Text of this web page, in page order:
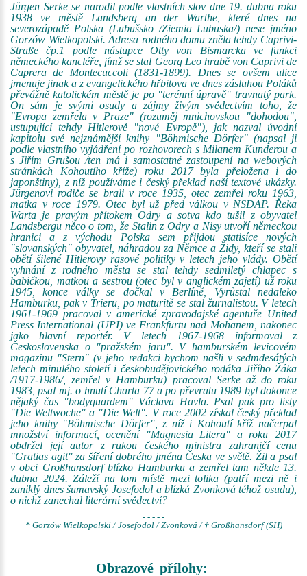
Jürgen Serke se narodil podle vlastních slov dne 19. dubna roku
1938 ve městě Landsberg an der Warthe, které dnes na
severozápadě Polska (Lubušsko /Ziemia Lubuska/) nese jméno
Gorzów Wielkopolski. Adresa rodného domu zněla tehdy Caprivi-
Straße čp.1 podle nástupce Otty von Bismarcka ve funkci
německého kancléře, jímž se stal Georg Leo hrabě von Caprivi de
Caprera de Montecuccoli (1831-1899). Dnes se ovšem ulice
jmenuje jinak a z evangelického hřbitova ve dnes zásluhou Poláků
převážně katolickém městě je po "terénní úpravě" travnatý park.
On sám je svými osudy a zájmy živým svědectvím toho, že
"Evropa zemřela v Praze" (rozuměj mnichovskou "dohodou",
ustupující tehdy Hitlerově "nové Evropě"), jak nazval úvodní
kapitolu své nejznámější knihy "Böhmische Dörfer" (napsal ji
podle vlastního vyjádření po rozhovorech s Milanem Kunderou a
sJiřím Grušou/ten má i samostatné zastoupení na webových
stránkách Kohoutího kříže) roku 2017 byla přeložena i do
japonštiny), z níž používáme i český překlad naší textové ukázky.
Jürgenovi rodiče se brali v roce 1935, otec zemřel roku 1963,
matka v roce 1979. Otec byl už před válkou v NSDAP. Řeka
Warta je pravým přítokem Odry a sotva kdo tušil z obyvatel
Landsbergu něco o tom, že Stalin z Odry a Nisy utvoří německou
hranici a z východu Polska sem přijdou statisíce nových
"slovanských" obyvatel, náhradou za Němce a Židy, kteří se stali
obětí šilené Hitlerovy rasové politiky v letech jeho vlády. Obětí
vyhnání z rodného města se stal tehdy sedmiletý chlapec s
babičkou, matkou a sestrou (otec byl v anglickém zajetí) už roku
1945, konce války se dočkal v Berlíně, Vyrůstal nedaleko
Hamburku, pak v Trieru, po maturitě se stal žurnalistou. V letech
1961-1969 pracoval v americké zpravodajské agentuře United
Press International (UPI) ve Frankfurtu nad Mohanem, nakonec
jako hlavní reportér. V letech 1967-1968 informoval z
Československa o "pražském jaru". V hamburském levicovém
magazinu "Stern" (v jeho redakci bychom našli v sedmdesátých
letech minulého století i českobudějovického rodáka Jiřího Žáka
/1917-1986/, zemřel v Hamburku) pracoval Serke až do roku
1983, psal mj. o hnutí Charta 77 a po převratu 1989 byl dokonce
nějaký čas "bodyguardem" Václava Havla. Psal pak pro listy
"Die Weltwoche" a "Die Welt". V roce 2002 získal český překlad
jeho knihy "Böhmische Dörfer", z níž i Kohoutí kříž načerpal
množství informací, ocenění "Magnesia Litera" a roku 2017
obdržel její autor z rukou českého ministra zahraničí cenu
"Gratias agit" za šíření dobrého jména Česka ve světě. Žil a psal
v obci Großhansdorf blízko Hamburku a zemřel tam někde 13.
dubna 2024. Záleží na tom místě mezi tolika (patří mezi ně i
zaniklý dnes šumavský Josefodol a blízká Zvonková téhož osudu),
o nichž zanechal literární svědectví?
- - - - -
* Gorzów Wielkopolski / Josefodol / Zvonková / † Großhansdorf (SH)
Obrazové přílohy: